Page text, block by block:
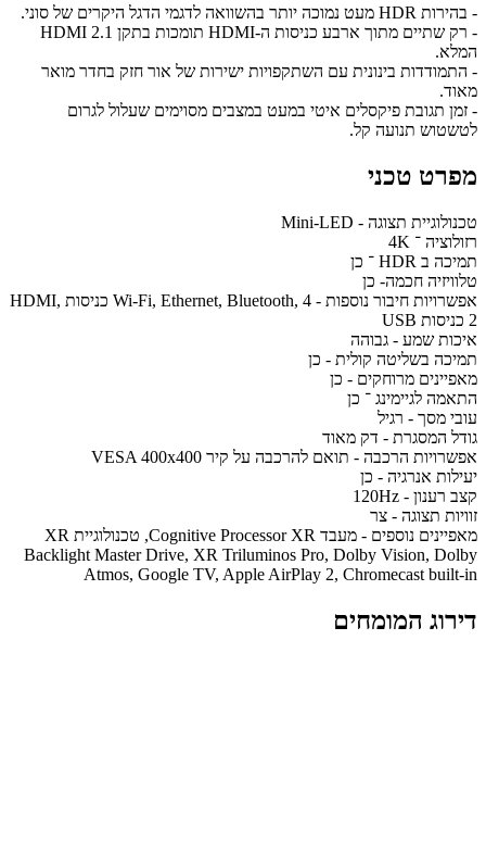
- בהירות HDR מעט נמוכה יותר בהשוואה לדגמי הדגל היקרים של סוני.
- רק שתיים מתוך ארבע כניסות ה-HDMI תומכות בתקן HDMI 2.1
המלא.
- התמודדות בינונית עם השתקפויות ישירות של אור חזק בחדר מואר
מאוד.
- זמן תגובת פיקסלים איטי במעט במצבים מסוימים שעלול לגרום
לטשטוש תנועה קל.
מפרט טכני
טכנולוגיית תצוגה - Mini-LED
רזולוציה ־ 4K
תמיכה ב HDR ־ כן
טלוויזיה חכמה- כן
אפשרויות חיבור נוספות - Wi-Fi, Ethernet, Bluetooth, 4 כניסות HDMI,
2 כניסות USB
איכות שמע - גבוהה
תמיכה בשליטה קולית - כן
מאפיינים מרוחקים - כן
התאמה לגיימינג ־ כן
עובי מסך - רגיל
גודל המסגרת - דק מאוד
אפשרויות הרכבה - תואם להרכבה על קיר VESA 400x400
יעילות אנרגיה - כן
קצב רענון - 120Hz
זוויות תצוגה - צר
מאפיינים נוספים - מעבד Cognitive Processor XR, טכנולוגיית XR
Backlight Master Drive, XR Triluminos Pro, Dolby Vision, Dolby
Atmos, Google TV, Apple AirPlay 2, Chromecast built-in
דירוג המומחים